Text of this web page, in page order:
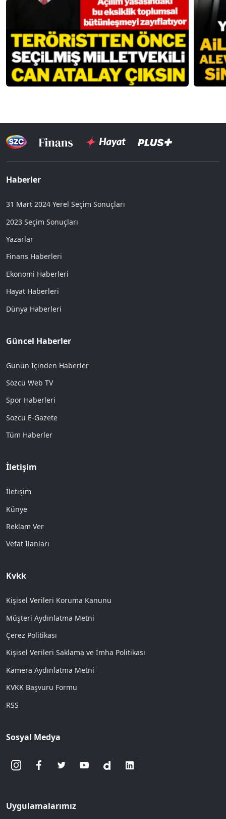
Haberler
31 Mart 2024 Yerel Seçim Sonuçları
2023 Seçim Sonuçları
Yazarlar
Finans Haberleri
Ekonomi Haberleri
Hayat Haberleri
Dünya Haberleri
Güncel Haberler
Günün İçinden Haberler
Sözcü Web TV
Spor Haberleri
Sözcü E-Gazete
Tüm Haberler
İletişim
İletişim
Künye
Reklam Ver
Vefat İlanları
Kvkk
Kişisel Verileri Koruma Kanunu
Müşteri Aydınlatma Metni
Çerez Politikası
Kişisel Verileri Saklama ve İmha Politikası
Kamera Aydınlatma Metni
KVKK Başvuru Formu
RSS
Sosyal Medya
Uygulamalarımız